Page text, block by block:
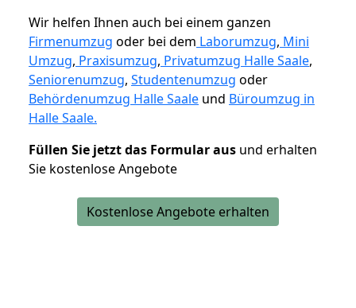
Wir helfen Ihnen auch bei einem ganzen
Firmenumzug oder bei dem Laborumzug, Mini
Umzug, Praxisumzug, Privatumzug Halle Saale,
Seniorenumzug, Studentenumzug oder
Behördenumzug Halle Saale und Büroumzug in
Halle Saale.
Füllen Sie jetzt das Formular aus und erhalten
Sie kostenlose Angebote
Kostenlose Angebote erhalten